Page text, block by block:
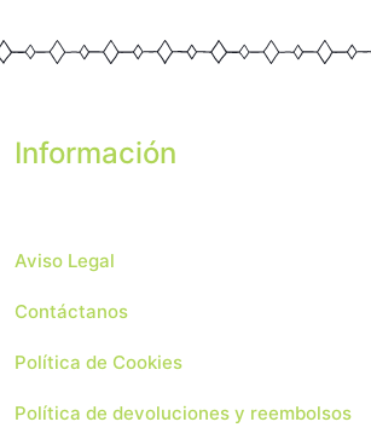
Información
Aviso Legal
Contáctanos
Política de Cookies
Política de devoluciones y reembolsos